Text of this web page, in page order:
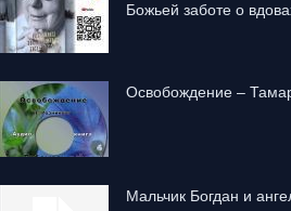
Божьей заботе о
Освобождение –
Mальчик Богдан и